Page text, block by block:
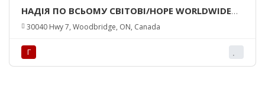
НАДІЯ ПО ВСЬОМУ СВІТОВІ/HOPE WORLDWIDE
UKRAINE
30040 Hwy 7, Woodbridge, ON, Canada
Г